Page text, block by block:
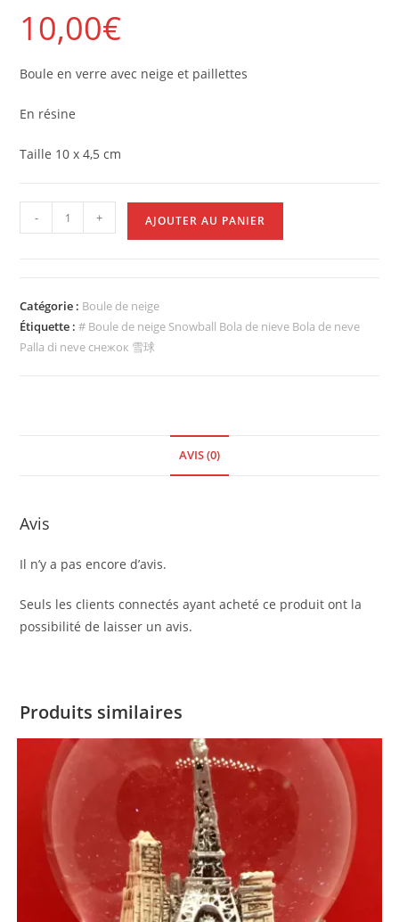
10,00€
Boule en verre avec neige et paillettes
En résine
Taille 10 x 4,5 cm
- + AJOUTER AU PANIER
Catégorie : Boule de neige
Étiquette :# Boule de neige Snowball Bola de nieve Bola de neve
Palla di neve снежок 雪球
AVIS (0)
Avis
Il n’y a pas encore d’avis.
Seuls les clients connectés ayant acheté ce produit ont la
possibilité de laisser un avis.
Produits similaires